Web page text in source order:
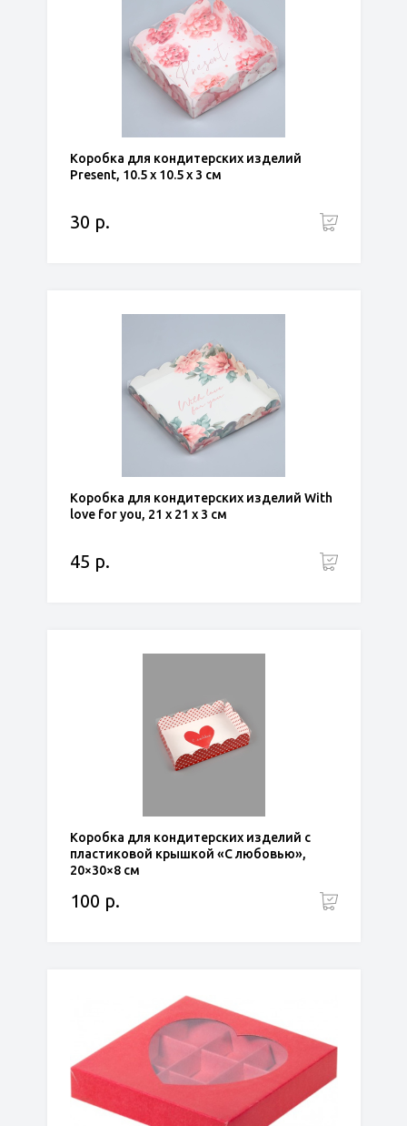
Коробка для кондитерских изделий
Present, 10.5 х 10.5 х 3 см
30 р.
Коробка для кондитерских изделий With
love for you, 21 х 21 х 3 см
45 р.
Коробка для кондитерских изделий с
пластиковой крышкой «С любовью»,
20×30×8 см
100 р.